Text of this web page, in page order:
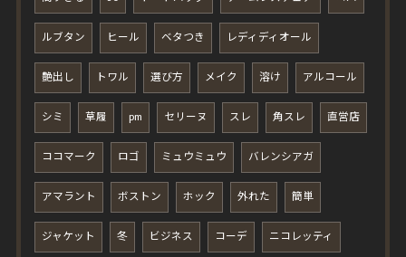
ルブタン ヒール ベタつき レディディオール
艶出し トワル 選び方 メイク 溶け アルコール
シミ 草履 pm セリーヌ スレ 角スレ 直営店
ココマーク ロゴ ミュウミュウ バレンシアガ
アマラント ボストン ホック 外れた 簡単
ジャケット 冬 ビジネス コーデ ニコレッティ